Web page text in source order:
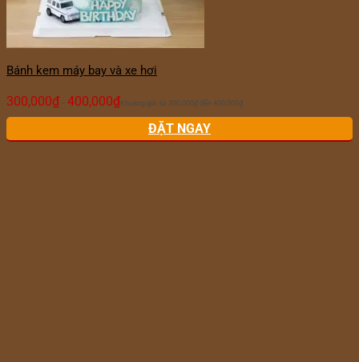
Bánh kem máy bay và xe hơi
300,000₫ – 400,000₫ Khoảng giá: từ 300,000₫ đến 400,000₫
ĐẶT NGAY